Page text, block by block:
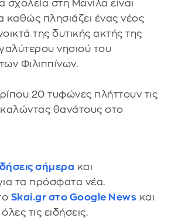
σχολεία στη Μανίλα είναι
καθώς πλησιάζει ένας νέος
της δυτικής ακτής της
νησιού του
Φιλιππίνων.
20 τυφώνες πλήττουν τις
θανάτους στο
σήμερα και
τα πρόσφατα νέα.
Skai.gr στο Google News και
τις ειδήσεις.